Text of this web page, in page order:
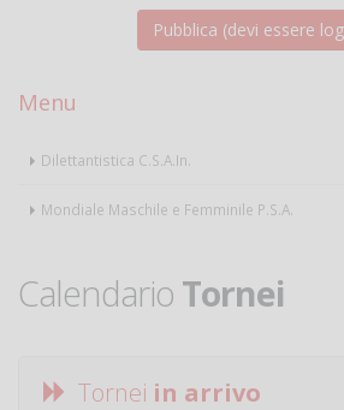
Menu
Dilettantistica C.S.A.In.
Mondiale Maschile e Femminile P.S.A.
Calendario Tornei
Tornei in arrivo